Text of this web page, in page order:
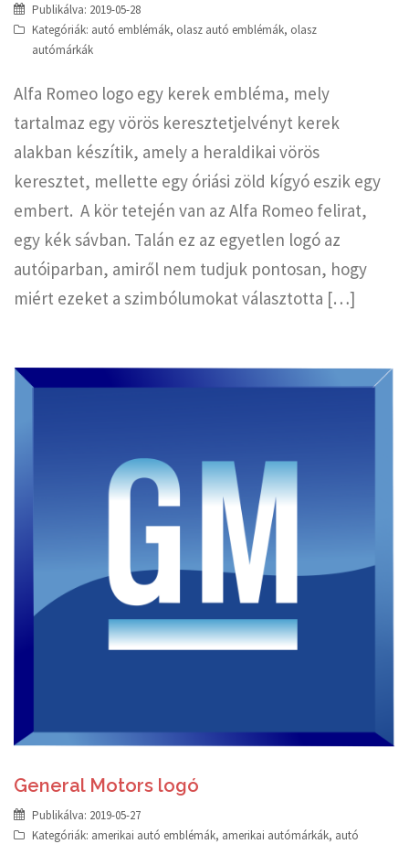
Publikálva: 2019-05-28
Kategóriák: autó emblémák, olasz autó emblémák, olasz
autómárkák
Alfa Romeo logo egy kerek embléma, mely
tartalmaz egy vörös keresztetjelvényt kerek
alakban készítik, amely a heraldikai vörös
keresztet, mellette egy óriási zöld kígyó eszik egy
embert. A kör tetején van az Alfa Romeo felirat,
egy kék sávban. Talán ez az egyetlen logó az
autóiparban, amiről nem tudjuk pontosan, hogy
miért ezeket a szimbólumokat választotta […]
General Motors logó
Publikálva: 2019-05-27
Kategóriák: amerikai autó emblémák, amerikai autómárkák, autó